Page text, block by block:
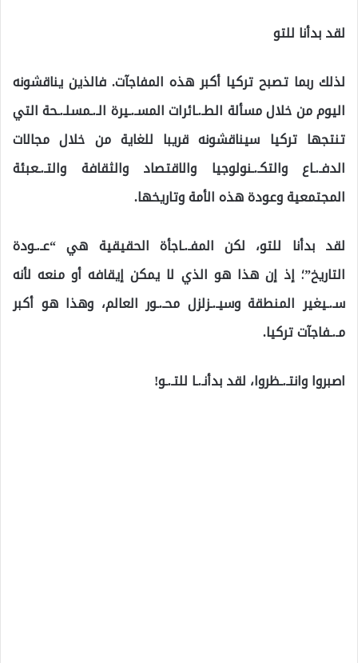
لقد بدأنا للتو
لذلك ربما تصبح تركيا أكبر هذه المفاجآت. فالذين يناقشونه
اليوم من خلال مسألة الطـ.ـائرات المسـ.ـيرة الـ.ـمسلـ.ـحة التي
تنتجها تركيا سيناقشونه قريبا للغاية من خلال مجالات
الدفـ.ـاع والتكـ.ـنولوجيا والاقتصاد والثقافة والتـ.ـعبئة
المجتمعية وعودة هذه الأمة وتاريخها.
لقد بدأنا للتو، لكن المفـ.ـاجأة الحقيقية هي “عـ.ـودة
التاريخ”؛ إذ إن هذا هو الذي لا يمكن إيقافه أو منعه لأنه
سـ.ـيغير المنطقة وسيـ.ـزلزل محـ.ـور العالم، وهذا هو أكبر
مـ.ـفاجآت تركيا.
اصبروا وانتـ.ـظروا، لقد بدأنـ.ـا للتـ.ـو!